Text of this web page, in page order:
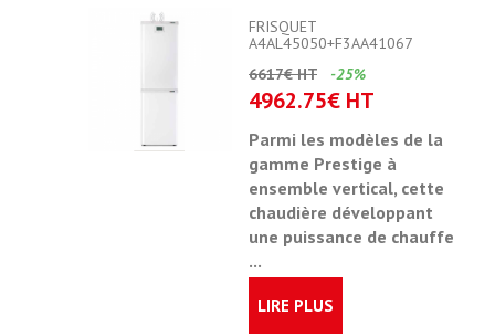
FRISQUET
A4AL45050+F3AA41067
6617€ HT
-25%
4962.75€ HT
Parmi les modèles de la
gamme Prestige à
ensemble vertical, cette
chaudière développant
une puissance de chauffe
...
LIRE PLUS